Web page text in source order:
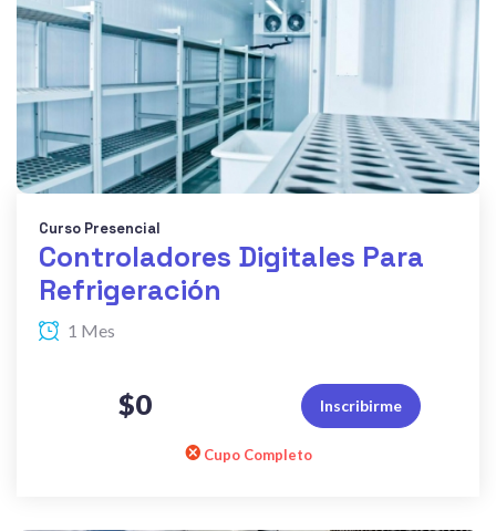
Curso Presencial
Controladores Digitales Para
Refrigeración
1 Mes
$0 Inscribirme
Cupo Completo